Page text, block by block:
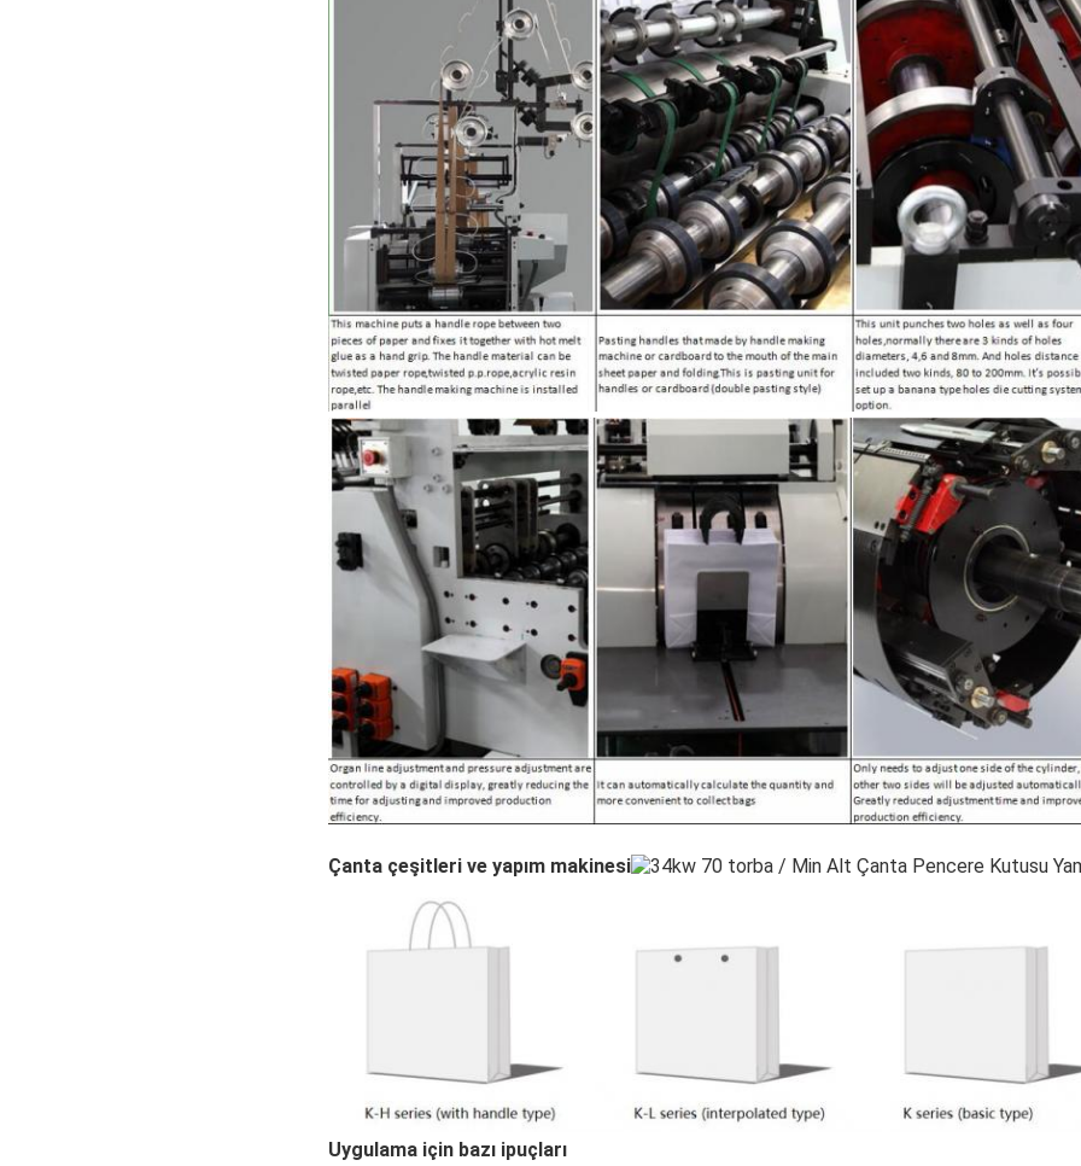
Çanta çeşitleri ve yapım makinesi
Uygulama için bazı ipuçları